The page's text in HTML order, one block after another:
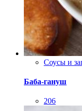
Соусы и
Баба-гануш
206